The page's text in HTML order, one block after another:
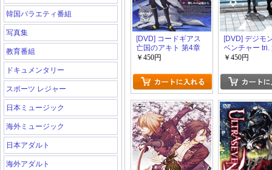
韓国バラエティ番組
写真集
教育番組
ドキュメンタリー
スポーツ レジャー
日本ミュージック
海外ミュージック
日本アダルト
海外アダルト
[DVD] コードギアス
亡国のアキト 第4章
￥450円
[DVD] デジモ
ベンチャー tri.
「再会」
￥450円